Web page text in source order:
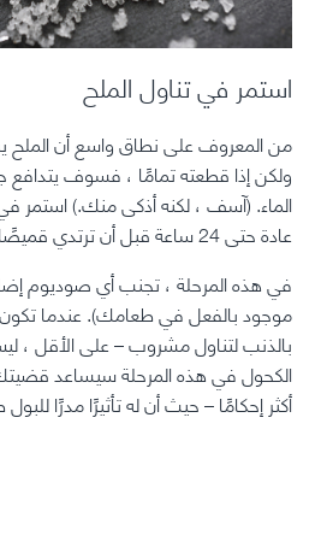
استمر في تناول الملح
من المعروف على نطاق واسع أن الملح
ولكن إذا قطعته تمامًا ، فسوف
الماء. (آسف ، لكنه أذكى منك.)
عادة حتى 24 ساعة قبل أن ترتدي قميصًا.
في هذه المرحلة ، تجنب أي صوديوم
موجود بالفعل في طعامك). عندما
بالذنب لتناول مشروب – على الأقل ،
الكحول في هذه المرحلة سيساعد
أكثر إحكامًا – حيث أن له تأثيرًا مدرًا